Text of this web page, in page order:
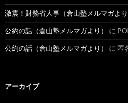
激震！財務省人事（倉山塾メルマガより
公約の話（倉山塾メルマガより） に
公約の話（倉山塾メルマガより） に 匿
アーカイブ